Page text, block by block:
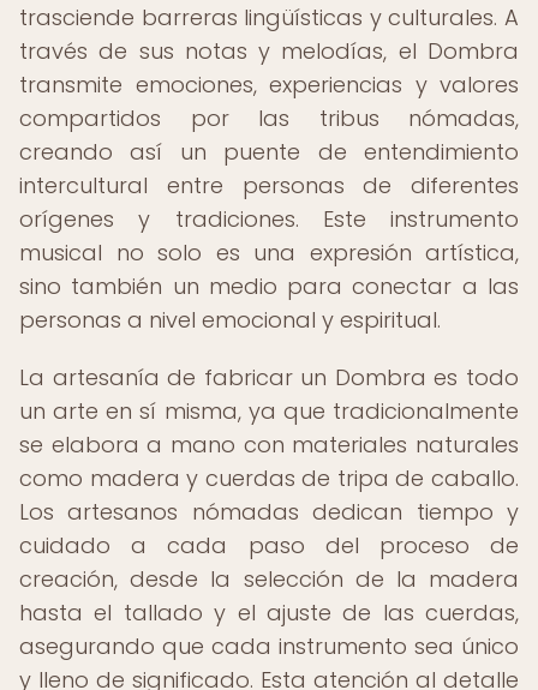
trasciende barreras lingüísticas y culturales. A
través de sus notas y melodías, el Dombra
transmite emociones, experiencias y valores
compartidos por las tribus nómadas,
creando así un puente de entendimiento
intercultural entre personas de diferentes
orígenes y tradiciones. Este instrumento
musical no solo es una expresión artística,
sino también un medio para conectar a las
personas a nivel emocional y espiritual.
La artesanía de fabricar un Dombra es todo
un arte en sí misma, ya que tradicionalmente
se elabora a mano con materiales naturales
como madera y cuerdas de tripa de caballo.
Los artesanos nómadas dedican tiempo y
cuidado a cada paso del proceso de
creación, desde la selección de la madera
hasta el tallado y el ajuste de las cuerdas,
asegurando que cada instrumento sea único
y lleno de significado. Esta atención al detalle